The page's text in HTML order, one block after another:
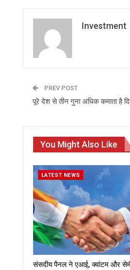
Investment
PREV POST
पूरे देश से तीन गुना अधिक कमाता है
You Might Also Like
LATEST NEWS
संसदीय पैनल ने एआई, क्वांटम और